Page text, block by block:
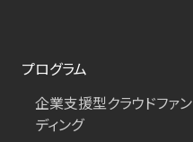
プログラム
企業支援型クラウドファン
ディング